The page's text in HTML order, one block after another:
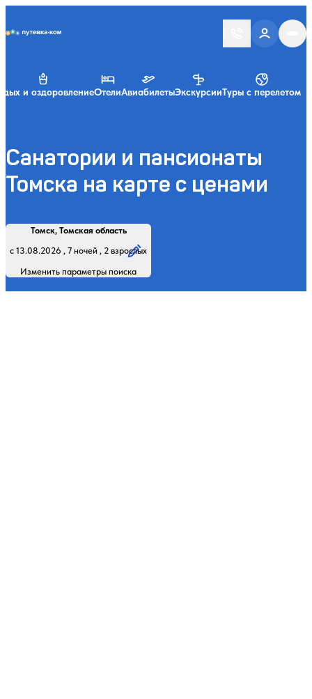
и оздоровлениеОтелиАвиабилетыЭкскурсииТуры с перелетом
Санатории и пансионаты
Томска на карте с ценами
Томск, Томская область
с 13.08.2026 , 7 ночей , 2 взрослых
Изменить параметры поиска
Регион, курорт или название
Профиль лечения:
Отдыхающие:
Дата заезда:
Кол-во ночей:
Найти